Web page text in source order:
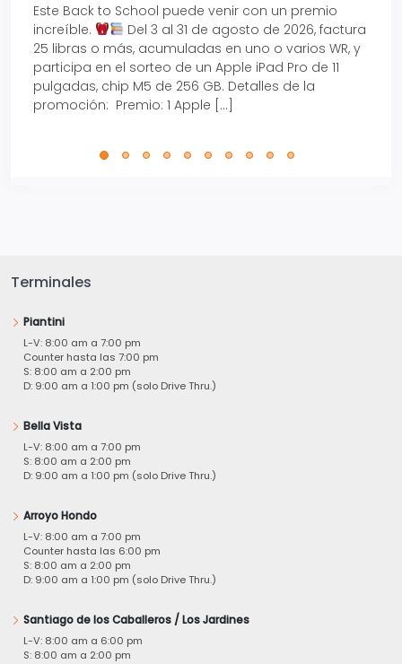
Este Back to School puede venir con un premio
increíble.
Del 3 al 31 de agosto de 2026, factura
25 libras o más, acumuladas en uno o varios WR, y
participa en el sorteo de un Apple iPad Pro de 11
pulgadas, chip M5 de 256 GB. Detalles de la
promoción: Premio: 1 Apple […]
Terminales
Piantini
L-V: 8:00 am a 7:00 pm
Counter hasta las 7:00 pm
S: 8:00 am a 2:00 pm
D: 9:00 am a 1:00 pm (solo Drive Thru.)
Bella Vista
L-V: 8:00 am a 7:00 pm
S: 8:00 am a 2:00 pm
D: 9:00 am a 1:00 pm (solo Drive Thru.)
Arroyo Hondo
L-V: 8:00 am a 7:00 pm
Counter hasta las 6:00 pm
S: 8:00 am a 2:00 pm
D: 9:00 am a 1:00 pm (solo Drive Thru.)
Santiago de los Caballeros / Los Jardines
L-V: 8:00 am a 6:00 pm
S: 8:00 am a 2:00 pm